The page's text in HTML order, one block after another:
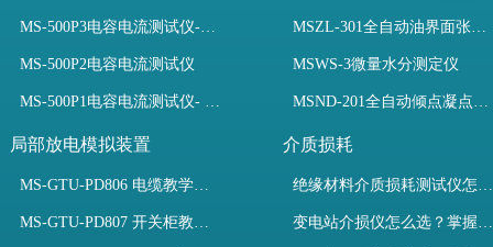
MS-500P3电容电流测试仪-3PT、两种4PT、1PT连接方式
MS-500P2电容电流测试仪
MS-500P1电容电流测试仪- 支持3PT、4PT、1PT
MSZL-301全自动油界面张力仪
MSWS-3微量水分测定仪
MSND-201全自动倾点凝点测试仪
局部放电模拟装置
MS-GTU-PD806 电缆教学用局部放电模拟装置
MS-GTU-PD807 开关柜教学用局部放电模拟装置
介质损耗
绝缘材料介质损耗测试仪怎么选？看木森电气B端定制如何升级测试效率
变电站介损仪怎么选？掌握采购要点-木森电气